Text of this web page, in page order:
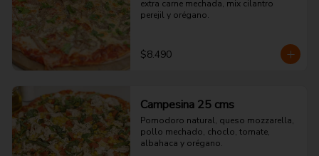
extra carne mechada, mix cilantro
perejil y orégano.
$8.490
Campesina 25 cms
Pomodoro natural, queso mozzarella,
pollo mechado, choclo, tomate,
albahaca y orégano.